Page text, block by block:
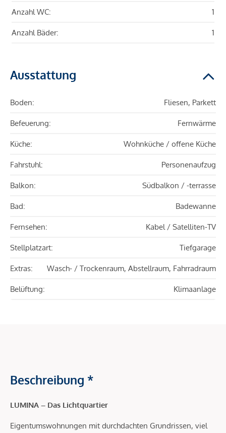
Anzahl WC: 1
Anzahl Bäder: 1
Ausstattung
Boden: Fliesen, Parkett
Befeuerung: Fernwärme
Küche: Wohnküche / offene Küche
Fahrstuhl: Personenaufzug
Balkon: Südbalkon / -terrasse
Bad: Badewanne
Fernsehen: Kabel / Satelliten-TV
Stellplatzart: Tiefgarage
Extras: Wasch- / Trockenraum, Abstellraum, Fahrradraum
Belüftung: Klimaanlage
Beschreibung *
LUMINA – Das Lichtquartier
Eigentumswohnungen mit durchdachten Grundrissen, viel